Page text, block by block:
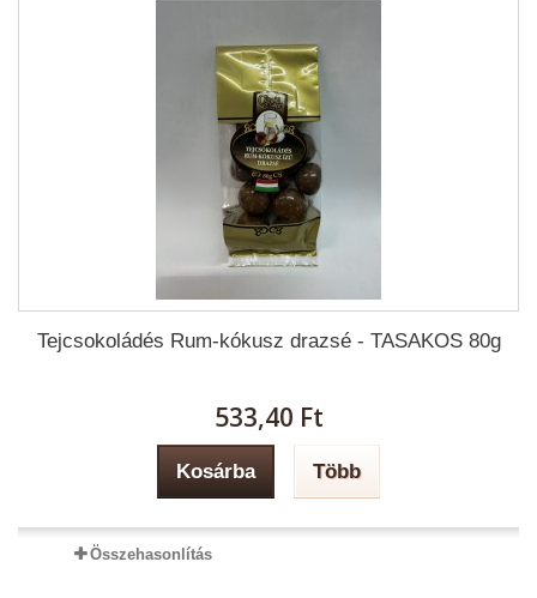
Tejcsokoládés Rum-kókusz drazsé - TASAKOS 80g
533,40 Ft‎
Kosárba Több
Összehasonlítás